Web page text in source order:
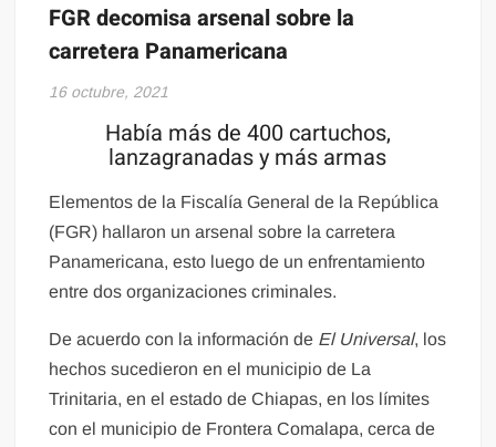
FGR decomisa arsenal sobre la
carretera Panamericana
16 octubre, 2021
Había más de 400 cartuchos,
lanzagranadas y más armas
Elementos de la Fiscalía General de la República
(FGR) hallaron un arsenal sobre la carretera
Panamericana, esto luego de un enfrentamiento
entre dos organizaciones criminales.
De acuerdo con la información de El Universal, los
hechos sucedieron en el municipio de La
Trinitaria, en el estado de Chiapas, en los límites
con el municipio de Frontera Comalapa, cerca de